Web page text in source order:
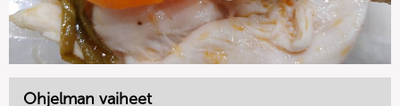
Ohjelman vaiheet